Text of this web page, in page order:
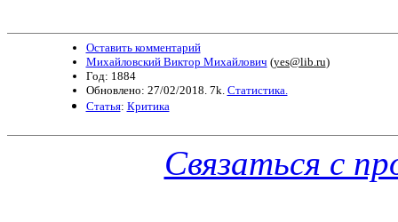
Оставить комментарий
Михайловский Виктор Михайлович (yes@lib.ru)
Год: 1884
Обновлено: 27/02/2018. 7k. Статистика.
Статья: Критика
Связаться с